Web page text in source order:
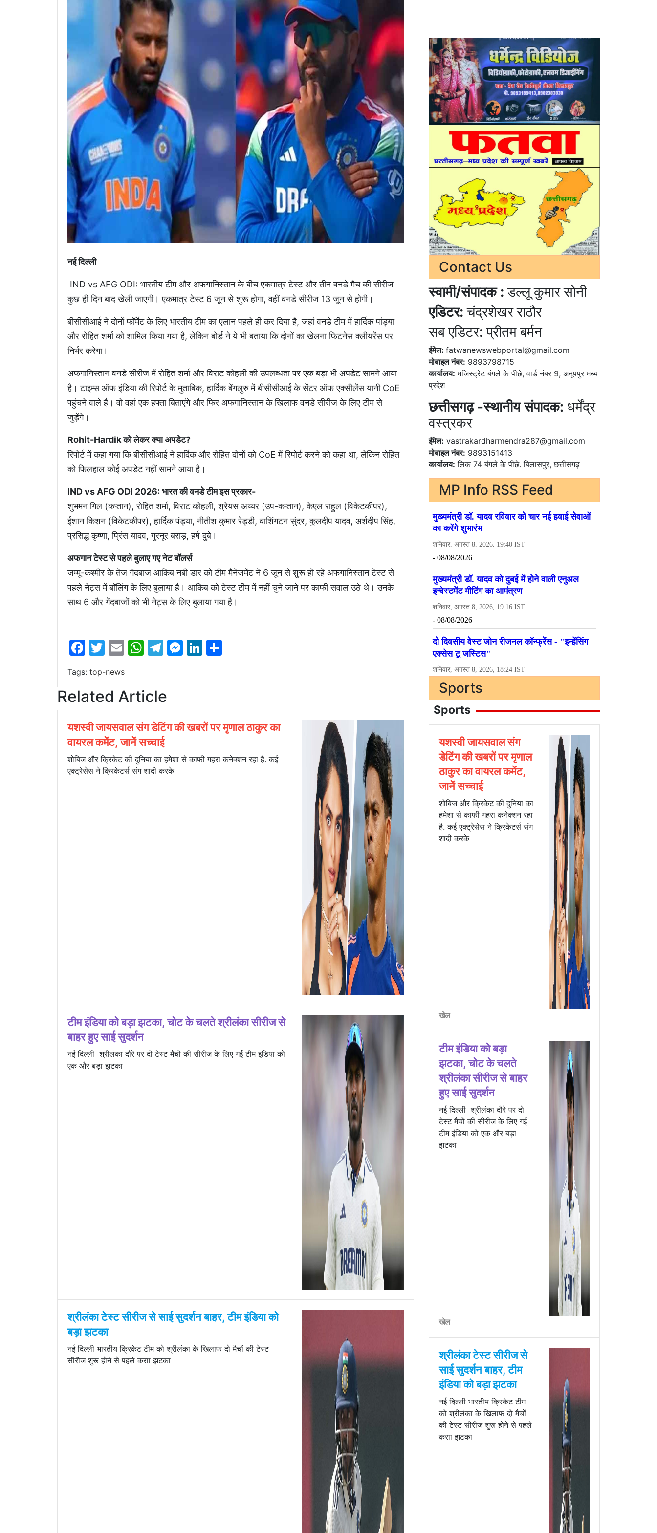
नई दिल्ली
IND vs AFG ODI: भारतीय टीम और अफगानिस्तान के बीच एकमात्र टेस्ट और तीन वनडे मैच की सीरीज
कुछ ही दिन बाद खेली जाएगी। एकमात्र टेस्ट 6 जून से शुरू होगा, वहीं वनडे सीरीज 13 जून से होगी।
बीसीसीआई ने दोनों फॉर्मेट के लिए भारतीय टीम का एलान पहले ही कर दिया है, जहां वनडे टीम में हार्दिक पांड्या
और रोहित शर्मा को शामिल किया गया है, लेकिन बोर्ड ने ये भी बताया कि दोनों का खेलना फिटनेस क्लीयरेंस पर
निर्भर करेगा।
अफगानिस्तान वनडे सीरीज में रोहित शर्मा और विराट कोहली की उपलब्धता पर एक बड़ा भी अपडेट सामने आया
है। टाइम्स ऑफ इंडिया की रिपोर्ट के मुताबिक, हार्दिक बेंगलुरु में बीसीसीआई के सेंटर ऑफ एक्सीलेंस यानी CoE
पहुंचने वाले है। वो वहां एक हफ्ता बिताएंगे और फिर अफगानिस्तान के खिलाफ वनडे सीरीज के लिए टीम से
जुड़ेंगे।
Rohit-Hardik को लेकर क्या अपडेट?
रिपोर्ट में कहा गया कि बीसीसीआई ने हार्दिक और रोहित दोनों को CoE में रिपोर्ट करने को कहा था, लेकिन रोहित
को फिलहाल कोई अपडेट नहीं सामने आया है।
IND vs AFG ODI 2026: भारत की वनडे टीम इस प्रकार-
शुभमन गिल (कप्तान), रोहित शर्मा, विराट कोहली, श्रेयस अय्यर (उप-कप्तान), केएल राहुल (विकेटकीपर),
ईशान किशन (विकेटकीपर), हार्दिक पंड्या, नीतीश कुमार रेड्डी, वाशिंगटन सुंदर, कुलदीप यादव, अर्शदीप सिंह,
प्रसिद्ध कृष्णा, प्रिंस यादव, गुरनूर बराड़, हर्ष दुबे।
अफगान टेस्ट से पहले बुलाए गए नेट बॉलर्स
जम्मू-कश्मीर के तेज गेंदबाज आकिब नबी डार को टीम मैनेजमेंट ने 6 जून से शुरू हो रहे अफगानिस्तान टेस्ट से
पहले नेट्स में बॉलिंग के लिए बुलाया है। आकिब को टेस्ट टीम में नहीं चुने जाने पर काफी सवाल उठे थे। उनके
साथ 6 और गेंदबाजों को भी नेट्स के लिए बुलाया गया है।
Facebook
Twitter
EmailWhatsApp
Telegram
Messenger
LinkedIn
Tags: top-news
Related Article
यशस्वी जायसवाल संग डेटिंग की खबरों पर मृणाल ठाकुर का
वायरल कमेंट, जानें सच्चाई
शोबिज और क्रिकेट की दुनिया का हमेशा से काफी गहरा कनेक्शन रहा है. कई
एक्ट्रेसेस ने क्रिकेटर्स संग शादी करके
टीम इंडिया को बड़ा झटका, चोट के चलते श्रीलंका सीरीज से
बाहर हुए साई सुदर्शन
नई दिल्ली श्रीलंका दौरे पर दो टेस्ट मैचों की सीरीज के लिए गई टीम इंडिया को
एक और बड़ा झटका
श्रीलंका टेस्ट सीरीज से साई सुदर्शन बाहर, टीम इंडिया को
बड़ा झटका
नई दिल्ली भारतीय क्रिकेट टीम को श्रीलंका के खिलाफ दो मैचों की टेस्ट
सीरीज शुरू होने से पहले कराा झटका
Contact Us
स्वामी/संपादक : डल्लू कुमार सोनी
एडिटर: चंद्रशेखर राठौर
सब एडिटर: प्रीतम बर्मन
ईमेल: fatwanewswebportal@gmail.com
मोबाइल नंबर: 9893798715
कार्यालय: मजिस्ट्रेट बंगले के पीछे, वार्ड नंबर 9, अनूपपुर मध्य
प्रदेश
छत्तीसगढ़ -स्थानीय संपादक: धर्मेंद्र
वस्त्रकर
ईमेल: vastrakardharmendra287@gmail.com
मोबाइल नंबर: 9893151413
कार्यालय: लिक 74 बंगले के पीछे. बिलासपुर, छत्तीसगढ़
MP Info RSS Feed
Sports
Sports
यशस्वी जायसवाल संग
डेटिंग की खबरों पर मृणाल
ठाकुर का वायरल कमेंट,
जानें सच्चाई
शोबिज और क्रिकेट की दुनिया का
हमेशा से काफी गहरा कनेक्शन रहा
है. कई एक्ट्रेसेस ने क्रिकेटर्स संग
शादी करके
खेल
टीम इंडिया को बड़ा
झटका, चोट के चलते
श्रीलंका सीरीज से बाहर
हुए साई सुदर्शन
नई दिल्ली श्रीलंका दौरे पर दो
टेस्ट मैचों की सीरीज के लिए गई
टीम इंडिया को एक और बड़ा
झटका
खेल
श्रीलंका टेस्ट सीरीज से
साई सुदर्शन बाहर, टीम
इंडिया को बड़ा झटका
नई दिल्ली भारतीय क्रिकेट टीम
को श्रीलंका के खिलाफ दो मैचों
की टेस्ट सीरीज शुरू होने से पहले
कराा झटका